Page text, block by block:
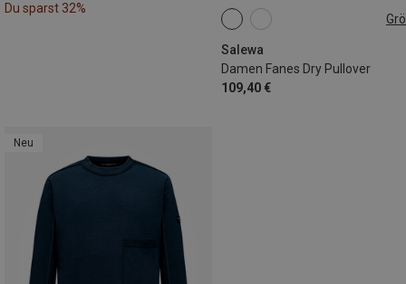
Du sparst 32%
Salewa
Damen Fanes Dry Pullover
109,40 €
XXS
XL
Neu